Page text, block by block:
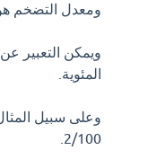
ومعدل التضخم هو
ويمكن التعبير
المئوية.
2/100.